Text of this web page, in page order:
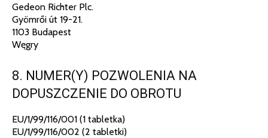
Gedeon Richter Plc.
Gyömrői út 19-21.
1103 Budapest
Węgry
8. NUMER(Y) POZWOLENIA NA
DOPUSZCZENIE DO OBROTU
EU/1/99/116/001 (1 tabletka)
EU/1/99/116/002 (2 tabletki)